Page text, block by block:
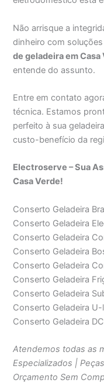
Não arrisque a
dinheiro com
de geladeira em Casa
entende do assunto.
Entre em contato
técnica. Estamos
perfeito à sua
custo-benefício da
Electroserve – Sua
Casa Verde!
Conserto Geladeira
Conserto Geladeira
Conserto Geladeira
Conserto Geladeira
Conserto Geladeira
Conserto Geladeira
Conserto Geladeira
Conserto Geladeira U-
Conserto Geladeira
Atendemos todas as
Especializados |
Orçamento Sem